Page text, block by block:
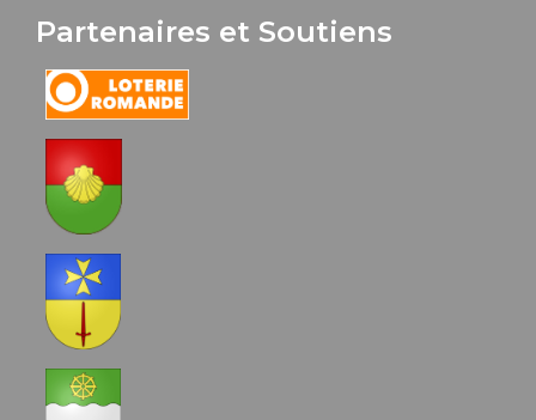
Partenaires et Soutiens